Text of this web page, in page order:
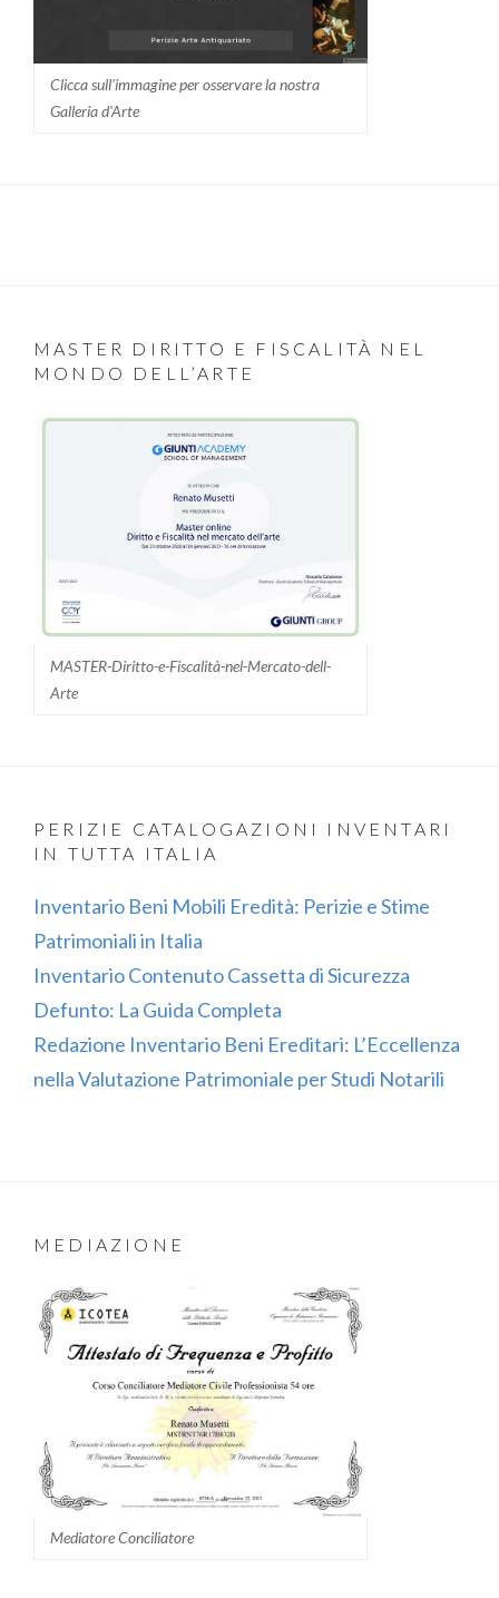
Clicca sull'immagine per osservare la nostra
Galleria d'Arte
MASTER DIRITTO E FISCALITÀ NEL
MONDO DELL’ARTE
MASTER-Diritto-e-Fiscalità-nel-Mercato-dell-
Arte
PERIZIE CATALOGAZIONI INVENTARI
IN TUTTA ITALIA
Inventario Beni Mobili Eredità: Perizie e Stime
Patrimoniali in Italia
Inventario Contenuto Cassetta di Sicurezza
Defunto: La Guida Completa
Redazione Inventario Beni Ereditari: L’Eccellenza
nella Valutazione Patrimoniale per Studi Notarili
MEDIAZIONE
Mediatore Conciliatore